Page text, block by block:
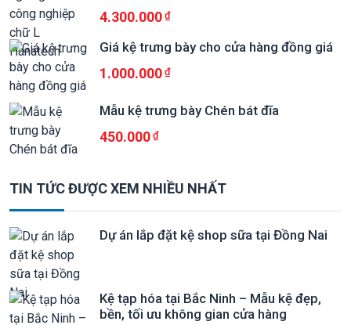
4.300.000
Giá kệ trưng bày cho cửa hàng đồng giá
1.000.000
Mẫu kệ trưng bày Chén bát đĩa
450.000
TIN TỨC ĐƯỢC XEM NHIỀU NHẤT
Dự án lắp đặt kệ shop sữa tại Đồng Nai
Kệ tạp hóa tại Bắc Ninh – Mẫu kệ đẹp,
bền, tối ưu không gian cửa hàng